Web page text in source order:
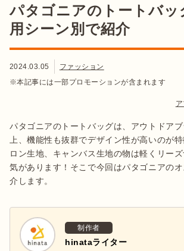
パタゴニアのトートバッ
用シーン別で紹介
2024.03.05
ファッション
※本記事には一部プロモーションが含まれます
パタゴニアのトートバッグは、アウトドア
上、機能性も抜群でデザイン性が高いのが
ロン生地、キャンバス生地の物は軽くリー
気があります！そこで今回はパタゴニアの
介します。
制作者
hinataライター